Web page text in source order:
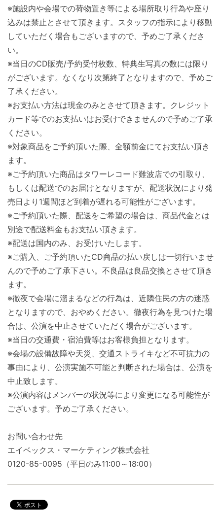
※施設内や会場での荷物置き等による場所取り行為や座り
込みは禁止とさせて頂きます。スタッフの指示により移動
していただく場合もございますので、予めご了承くださ
い。
※当日のCD販売/予約受付枚数、特典生写真の数には限り
がございます。なくなり次第終了となりますので、予めご
了承ください。
※お支払い方法は現金のみとさせて頂きます。クレジット
カード等でのお支払いはお受けできませんので予めご了承
ください。
※対象商品をご予約頂いた際、全額前金にてお支払い頂き
ます。
※ご予約頂いた商品はタワーレコード難波店での引取り、
もしくは配送でのお届けとなりますが、配送状況により発
売日より1週間ほど到着が遅れる可能性がございます。
※ご予約頂いた際、配送をご希望の場合は、商品代金とは
別途で配送料金もお支払い頂きます。
※配送は国内のみ、お受けいたします。
※ご購入、ご予約頂いたCD商品の払い戻しは一切行いませ
んので予めご了承下さい。不良品は良品交換とさせて頂き
ます。
※徹夜で会場に溜まるなどの行為は、近隣住民の方の迷惑
となりますので、おやめください。徹夜行為を見つけた場
合は、公演を中止させていただく場合がございます。
※当日の交通費・宿泊費等はお客様負担となります。
※会場の設備故障や天災、交通ストライキなど不可抗力の
事由により、公演実施不可能と判断された場合は、公演を
中止致します。
※公演内容はメンバーの状況等により変更になる可能性が
ございます。予めご了承ください。
お問い合わせ先
エイベックス・マーケティング株式会社
0120-85-0095（平日のみ11:00～18:00）